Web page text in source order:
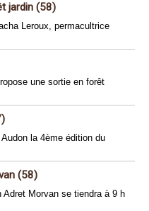
jardin (58)
Leroux, permacultrice
une sortie en forêt
la 4ème édition du
(58)
Adret Morvan se tiendra à 9 h